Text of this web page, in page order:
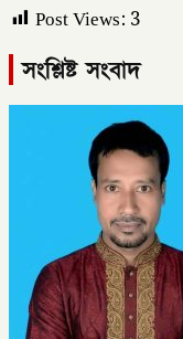
Post Views: 3
সংশ্লিষ্ট সংবাদ